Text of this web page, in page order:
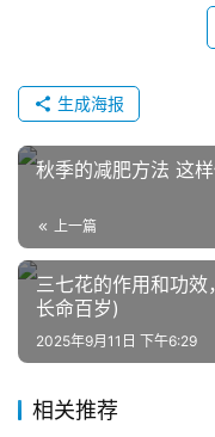
化
A
察
电
运
登录
生成海报
秋季的减肥方法 这
上一篇
三七花的作用和功
长命百岁)
2025年9月11日 下午6:29
相关推荐